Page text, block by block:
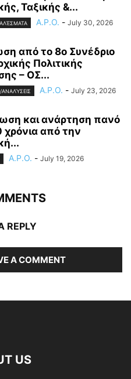
Ταξικής &...
A.P.O. - July 30, 2026
από το 8ο Συνέδριο
Πολιτικής
– ΟΣ...
A.P.O. - July 23, 2026
και ανάρτηση πανό
χρόνια από την
A.P.O. - July 19, 2026
REPLY
A COMMENT
US